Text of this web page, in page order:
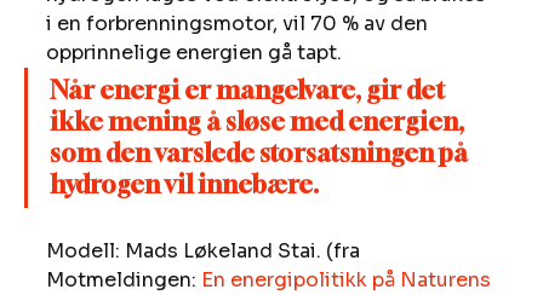
i en forbrenningsmotor, vil 70 % av den
opprinnelige energien gå tapt.
Når energi er mangelvare, gir det
ikke mening å sløse med energien,
som den varslede storsatsningen på
hydrogen vil innebære.
Modell: Mads Løkeland Stai. (fra
Motmeldingen: En energipolitikk på Naturens